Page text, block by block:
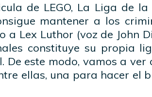
de LEGO, La Liga de
mantener a los
a Lex Luthor (voz de John
constituye su propia
De este modo, vamos a
ellas, una para hacer el